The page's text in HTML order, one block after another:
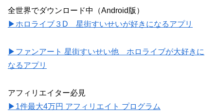
全世界でダウンロード中（Android版）
▶ホロライブ３D 星街すいせいが好きになるアプリ
▶ファンアート 星街すいせい他 ホロライブが大好きに
なるアプリ
アフィリエイター必見
▶1件最大4万円 アフィリエイト プログラム